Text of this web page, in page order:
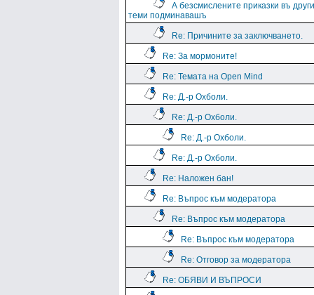
А безсмислените приказки въ други
теми подминавашъ
Re: Причините за заключването.
Re: За мормоните!
Re: Темата на Open Mind
Re: Д.-р Охболи.
Re: Д.-р Охболи.
Re: Д.-р Охболи.
Re: Д.-р Охболи.
Re: Наложен бан!
Re: Въпрос към модератора
Re: Въпрос към модератора
Re: Въпрос към модератора
Re: Отговор за модератора
Re: ОБЯВИ И ВЪПРОСИ